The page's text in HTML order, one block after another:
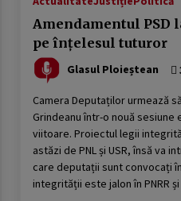
20 februarie
Austeritatea
românii pentru
10 februarie
EuroNews.ro:
partenerilor
trebuie să te
mai bună
rost să
3 februarie
Guvernul
Amendamentul
pe înțelesul tuturor
Glasul Ploieștean
Camera Deputaților urmează
Grindeanu într-o nouă sesiune
viitoare. Proiectul legii
astăzi de PNL și USR, însă va
care deputații sunt convocați
integrității este jalon în PNRR